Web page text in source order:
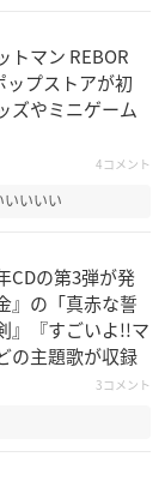
トマン REBOR
ップストアが初
ズやミニゲーム
4コメント
いいい
CDの第3弾が発
』の「真赤な誓
』『すごいよ!!マ
の主題歌が収録
3コメント